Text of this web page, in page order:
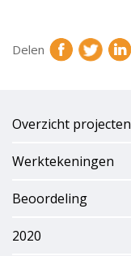
Overzicht projecten
Werktekeningen
Beoordeling
2020
Delen